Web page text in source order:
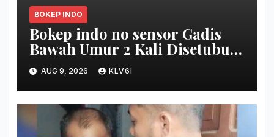
BOKEP INDO
Bokep indo no sensor Gadis
Bawah Umur 2 Kali Disetubuhi
Tetangga di Hotel
AUG 9, 2026 KLV6I